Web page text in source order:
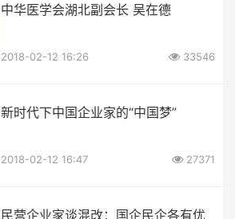
中华医学会湖北副会长 吴在德
2018-02-12 16:26 33546
新时代下中国企业家的“中国梦”
2018-02-12 16:47 27371
民营企业家谈混改：国企民企各有优